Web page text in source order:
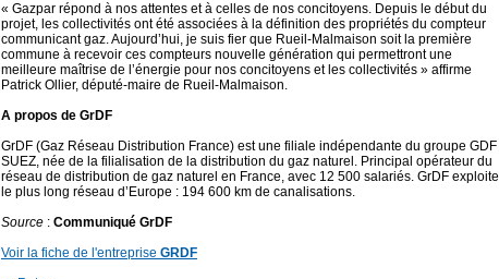
« Gazpar répond à nos attentes et à celles de nos concitoyens. Depuis le début du
projet, les collectivités ont été associées à la définition des propriétés du compteur
communicant gaz. Aujourd’hui, je suis fier que Rueil-Malmaison soit la première
commune à recevoir ces compteurs nouvelle génération qui permettront une
meilleure maîtrise de l’énergie pour nos concitoyens et les collectivités » affirme
Patrick Ollier, député-maire de Rueil-Malmaison.
A propos de GrDF
GrDF (Gaz Réseau Distribution France) est une filiale indépendante du groupe GDF
SUEZ, née de la filialisation de la distribution du gaz naturel. Principal opérateur du
réseau de distribution de gaz naturel en France, avec 12 500 salariés. GrDF exploite
le plus long réseau d’Europe : 194 600 km de canalisations.
Source : Communiqué GrDF
Voir la fiche de l'entreprise GRDF